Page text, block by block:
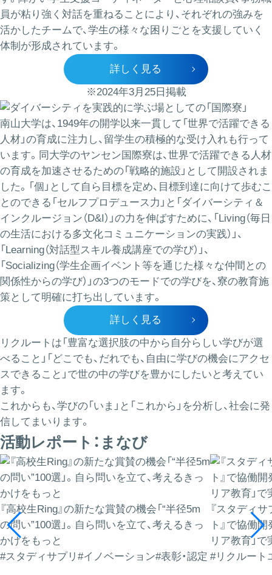
員が粘り強く対話を重ねることにより、それぞれの強みを
活かしたチームで、学生の様々な困りごとを支援していく
体制が形成されています。
詳しく見る
※2024年3月25日掲載
南山大学は、1949年の開学以来一貫して「世界で活躍できる
人材」の育成に注力し、留学生の積極的な受け入れも行って
います。同大学のヤンセン国際寮は、世界で活躍できる人材
の育成を加速させるための「戦略的施設」として開設されま
した。「個」として自ら目標を定め、目標到達に向けて歩むこ
とのできる「セルフプロデュース力」と「ダイバーシティ＆
インクルージョン（D&I）」の力を伸ばすために、「Living（毎日
の生活における多文化コミュニケーションの実践）」、
「Learning（対話型スキル養成講座での学び）」、
「Socializing（学生企画イベント等を通じた様々な仲間との
関係性からの学び）」の3つのモードでの学びを、寮の教育施
策として明確に打ち出しています。
詳しく見る
リクルートは「豊富な選択肢の中から自分らしい学びが選
べること」「どこでも、だれでも、自由に学びの機会にアクセ
スできること」で世の中の学びを豊かにしたいと考えてい
ます。
これからも、学びの「いま」と「これから」を分析し、社会に発
信してまいります。
活動レポート：まなび
『高校生Ring』の新たな賞賛の機会「“半径5m
の問い”100選」。自ら問いを立て、考えるきっ
かけをもっと
#スタディサプリ #イノベーション#表彰・認定
『スタディ
ト』で協働
リア教育」
#リクルート